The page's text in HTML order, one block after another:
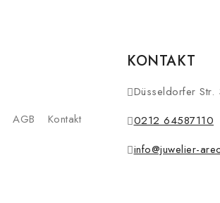
AGB Kontakt
KONTAKT
Düsseldorfer
0212 64587110
info@juwelier-